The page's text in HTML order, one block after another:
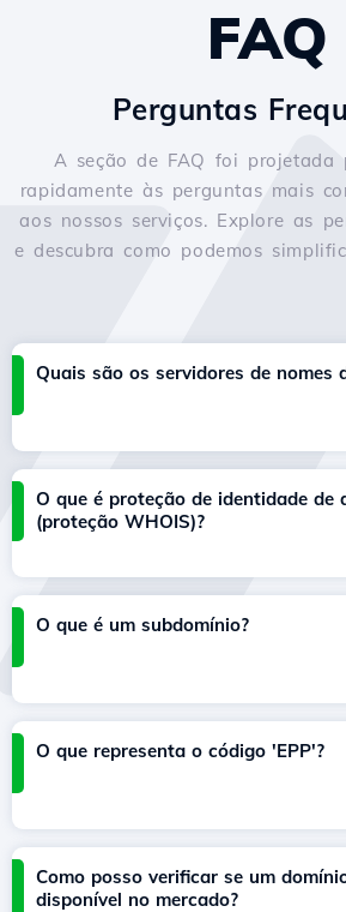
FAQ
Perguntas
A seção de FAQ foi projetada
rapidamente às perguntas mais
aos nossos serviços. Explore as
e descubra como podemos
Quais são os servidores de nomes
O que é proteção de identidade de
(proteção WHOIS)?
O que é um subdomínio?
O que representa o código 'EPP'?
Como posso verificar se um
disponível no mercado?